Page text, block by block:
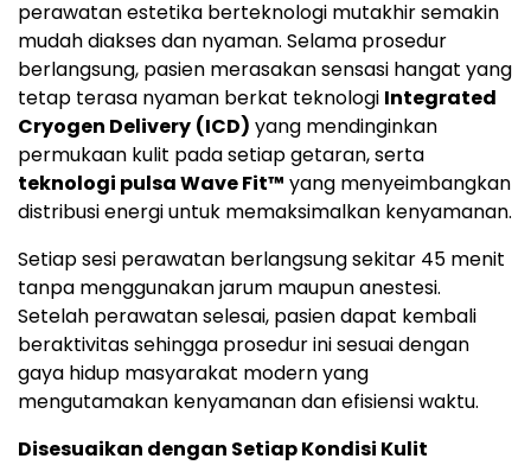
perawatan estetika berteknologi mutakhir semakin
mudah diakses dan nyaman. Selama prosedur
berlangsung, pasien merasakan sensasi hangat yang
tetap terasa nyaman berkat teknologi Integrated
Cryogen Delivery (ICD) yang mendinginkan
permukaan kulit pada setiap getaran, serta
teknologi pulsa Wave Fit™ yang menyeimbangkan
distribusi energi untuk memaksimalkan kenyamanan.
Setiap sesi perawatan berlangsung sekitar 45 menit
tanpa menggunakan jarum maupun anestesi.
Setelah perawatan selesai, pasien dapat kembali
beraktivitas sehingga prosedur ini sesuai dengan
gaya hidup masyarakat modern yang
mengutamakan kenyamanan dan efisiensi waktu.
Disesuaikan dengan Setiap Kondisi Kulit